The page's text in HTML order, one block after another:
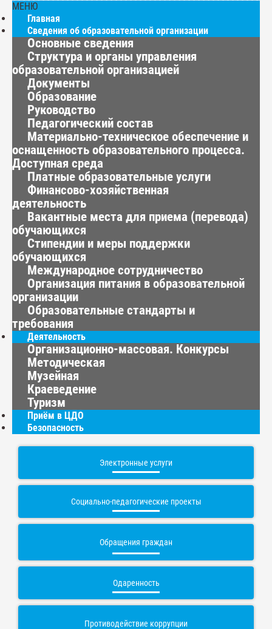
МЕНЮ
Главная
Сведения об образовательной организации
Основные сведения
Структура и органы управления
образовательной организацией
Документы
Образование
Руководство
Педагогический состав
Материально-техническое обеспечение и
оснащенность образовательного процесса.
Доступная среда
Платные образовательные услуги
Финансово-хозяйственная
деятельность
Вакантные места для приема (перевода)
обучающихся
Стипендии и меры поддержки
обучающихся
Международное сотрудничество
Организация питания в образовательной
организации
Образовательные стандарты и
требования
Деятельность
Организационно-массовая. Конкурсы
Методическая
Музейная
Краеведение
Туризм
Приём в ЦДО
Безопасность
Электронные услуги
Социально-педагогические проекты
Обращения граждан
Одаренность
Противодействие коррупции